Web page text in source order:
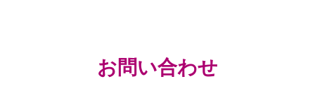
お問い合わせ